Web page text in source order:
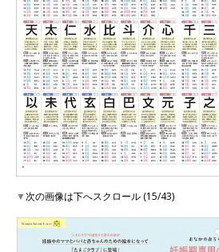
▼次の画像は下へスクロール (15/43)